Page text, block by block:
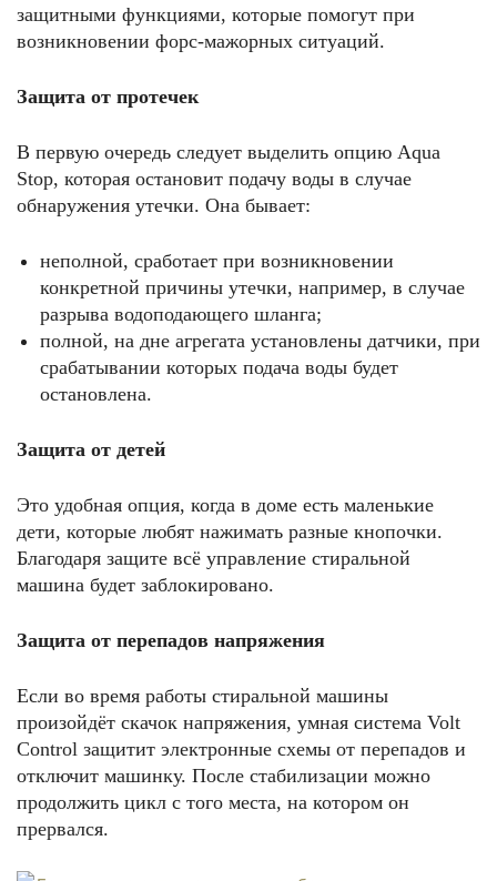
защитными функциями, которые помогут при
возникновении форс-мажорных ситуаций.
Защита от протечек
В первую очередь следует выделить опцию Aqua
Stop, которая остановит подачу воды в случае
обнаружения утечки. Она бывает:
неполной, сработает при возникновении
конкретной причины утечки, например, в случае
разрыва водоподающего шланга;
полной, на дне агрегата установлены датчики, при
срабатывании которых подача воды будет
остановлена.
Защита от детей
Это удобная опция, когда в доме есть маленькие
дети, которые любят нажимать разные кнопочки.
Благодаря защите всё управление стиральной
машина будет заблокировано.
Защита от перепадов напряжения
Если во время работы стиральной машины
произойдёт скачок напряжения, умная система Volt
Control защитит электронные схемы от перепадов и
отключит машинку. После стабилизации можно
продолжить цикл с того места, на котором он
прервался.